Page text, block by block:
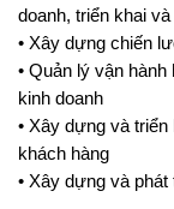
doanh, triển khai
• Xây dựng chiến
• Quản lý vận
kinh doanh
• Xây dựng và
khách hàng
• Xây dựng và